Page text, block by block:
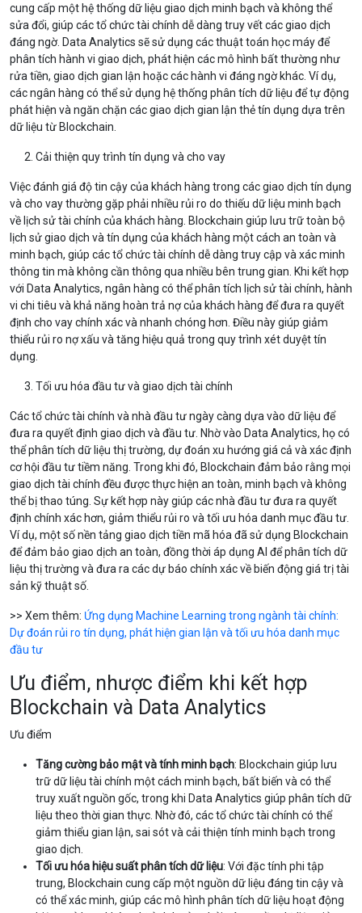
cung cấp một hệ thống dữ liệu giao dịch minh bạch và không thể
sửa đổi, giúp các tổ chức tài chính dễ dàng truy vết các giao dịch
đáng ngờ. Data Analytics sẽ sử dụng các thuật toán học máy để
phân tích hành vi giao dịch, phát hiện các mô hình bất thường như
rửa tiền, giao dịch gian lận hoặc các hành vi đáng ngờ khác. Ví dụ,
các ngân hàng có thể sử dụng hệ thống phân tích dữ liệu để tự động
phát hiện và ngăn chặn các giao dịch gian lận thẻ tín dụng dựa trên
dữ liệu từ Blockchain.
Cải thiện quy trình tín dụng và cho vay
Việc đánh giá độ tin cậy của khách hàng trong các giao dịch tín dụng
và cho vay thường gặp phải nhiều rủi ro do thiếu dữ liệu minh bạch
về lịch sử tài chính của khách hàng. Blockchain giúp lưu trữ toàn bộ
lịch sử giao dịch và tín dụng của khách hàng một cách an toàn và
minh bạch, giúp các tổ chức tài chính dễ dàng truy cập và xác minh
thông tin mà không cần thông qua nhiều bên trung gian. Khi kết hợp
với Data Analytics, ngân hàng có thể phân tích lịch sử tài chính, hành
vi chi tiêu và khả năng hoàn trả nợ của khách hàng để đưa ra quyết
định cho vay chính xác và nhanh chóng hơn. Điều này giúp giảm
thiểu rủi ro nợ xấu và tăng hiệu quả trong quy trình xét duyệt tín
dụng.
Tối ưu hóa đầu tư và giao dịch tài chính
Các tổ chức tài chính và nhà đầu tư ngày càng dựa vào dữ liệu để
đưa ra quyết định giao dịch và đầu tư. Nhờ vào Data Analytics, họ có
thể phân tích dữ liệu thị trường, dự đoán xu hướng giá cả và xác định
cơ hội đầu tư tiềm năng. Trong khi đó, Blockchain đảm bảo rằng mọi
giao dịch tài chính đều được thực hiện an toàn, minh bạch và không
thể bị thao túng. Sự kết hợp này giúp các nhà đầu tư đưa ra quyết
định chính xác hơn, giảm thiểu rủi ro và tối ưu hóa danh mục đầu tư.
Ví dụ, một số nền tảng giao dịch tiền mã hóa đã sử dụng Blockchain
để đảm bảo giao dịch an toàn, đồng thời áp dụng AI để phân tích dữ
liệu thị trường và đưa ra các dự báo chính xác về biến động giá trị tài
sản kỹ thuật số.
>> Xem thêm: Ứng dụng Machine Learning trong ngành tài chính:
Dự đoán rủi ro tín dụng, phát hiện gian lận và tối ưu hóa danh mục
đầu tư
Ưu điểm, nhược điểm khi kết hợp
Blockchain và Data Analytics
Ưu điểm
Tăng cường bảo mật và tính minh bạch: Blockchain giúp lưu
trữ dữ liệu tài chính một cách minh bạch, bất biến và có thể
truy xuất nguồn gốc, trong khi Data Analytics giúp phân tích dữ
liệu theo thời gian thực. Nhờ đó, các tổ chức tài chính có thể
giảm thiểu gian lận, sai sót và cải thiện tính minh bạch trong
giao dịch.
Tối ưu hóa hiệu suất phân tích dữ liệu: Với đặc tính phi tập
trung, Blockchain cung cấp một nguồn dữ liệu đáng tin cậy và
có thể xác minh, giúp các mô hình phân tích dữ liệu hoạt động